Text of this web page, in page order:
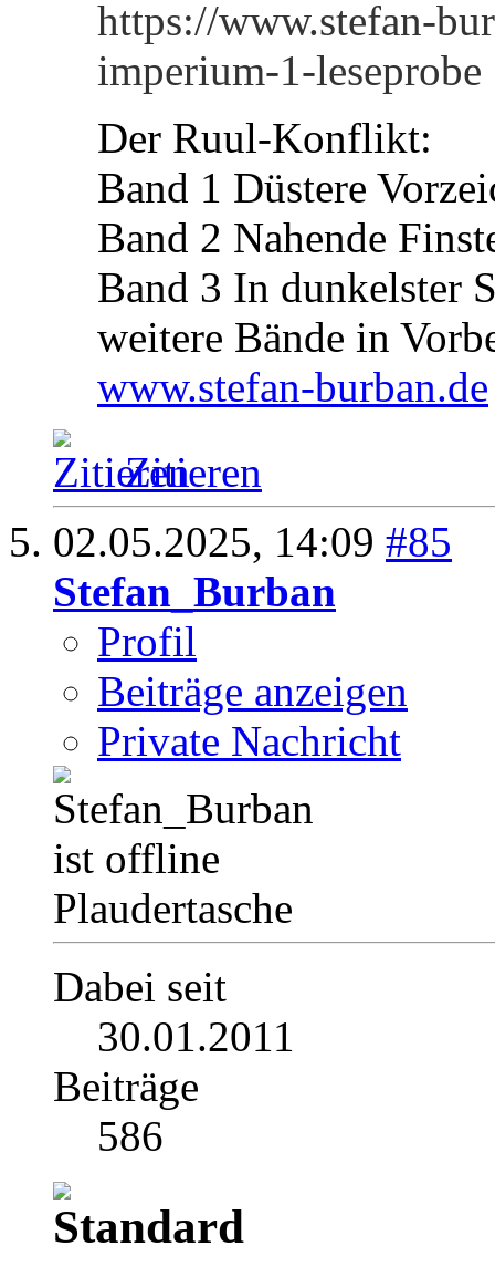
https://www.stefan-
imperium-1-leseprobe
Der Ruul-Konflikt:
Band 1 Düstere
Band 2 Nahende
Band 3 In dunkelster
weitere Bände in
www.stefan-burban.de
Zitieren
02.05.2025, 14:09 #85
Stefan_Burban
Profil
Beiträge anzeigen
Private Nachricht
Plaudertasche
Dabei seit
30.01.2011
Beiträge
586